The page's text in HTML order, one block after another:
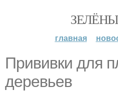
главная
Прививки для
деревьев